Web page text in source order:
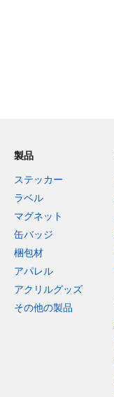
製品
ステッカー
ラベル
マグネット
缶バッジ
梱包材
アパレル
アクリルグッズ
その他の製品